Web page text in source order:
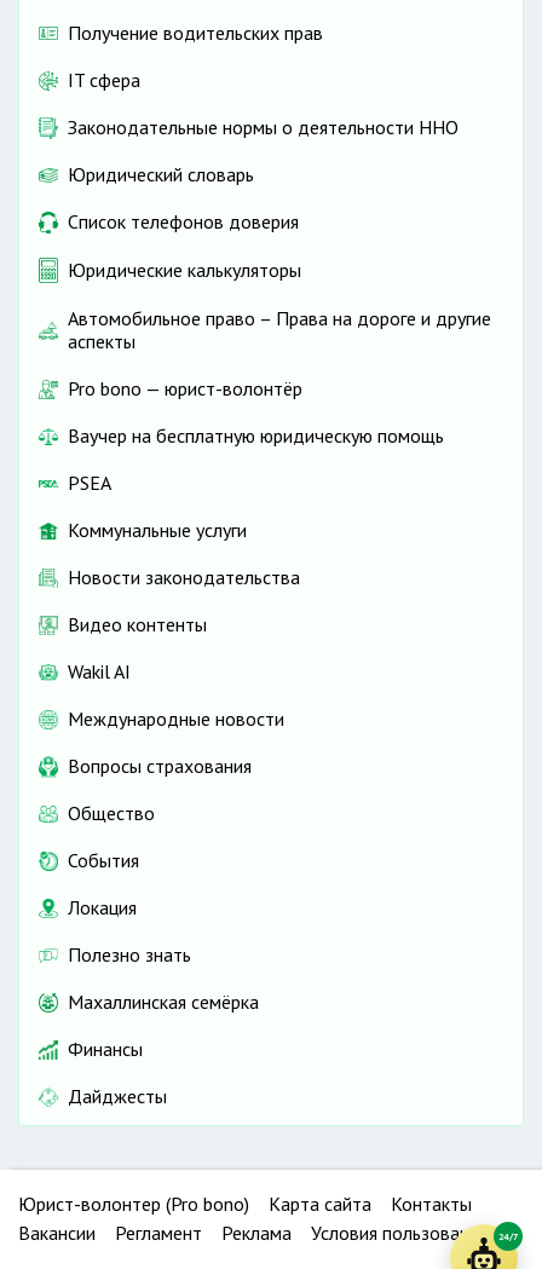
Получение водительских прав
IT сфера
Законодательные нормы о деятельности ННО
Юридический словарь
Список телефонов доверия
Юридические калькуляторы
Автомобильное право – Права на дороге и другие
аспекты
Pro bono — юрист-волонтёр
Ваучер на бесплатную юридическую помощь
PSEA
Коммунальные услуги
Новости законодательства
Видео контенты
Wakil AI
Международные новости
Вопросы страхования
Общество
События
Локация
Полезно знать
Махаллинская семёрка
Финансы
Дайджесты
Юрист-волонтер (Pro bono) Карта сайта
Контакты
Вакансии
Регламент Реклама Условия пользования 24/7